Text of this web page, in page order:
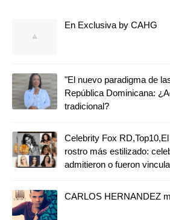
En Exclusiva by CAHG
"El nuevo paradigma de
República Dominicana:
tradicional?
Celebrity Fox
rostro más estilizado:
admitieron o fueron
CARLOS HERNANDEZ